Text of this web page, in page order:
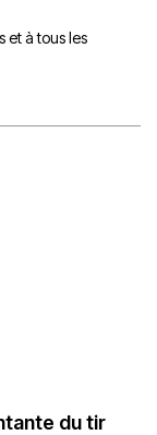
et à tous les
du tir